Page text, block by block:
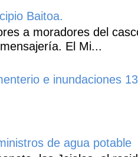
Baitoa.
a moradores del
El Mi...
e inundaciones
de agua potable